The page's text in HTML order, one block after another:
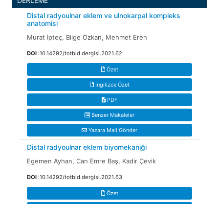
Distal radyoulnar eklem ve ulnokarpal kompleks
anatomisi
Murat İpteç, Bilge Özkan, Mehmet Eren
DOI :10.14292/totbid.dergisi.2021.62
Özet
İngilizce Özet
PDF
Benzer Makaleler
Yazara Mail Gönder
Distal radyoulnar eklem biyomekaniği
Egemen Ayhan, Can Emre Baş, Kadir Çevik
DOI :10.14292/totbid.dergisi.2021.63
Özet